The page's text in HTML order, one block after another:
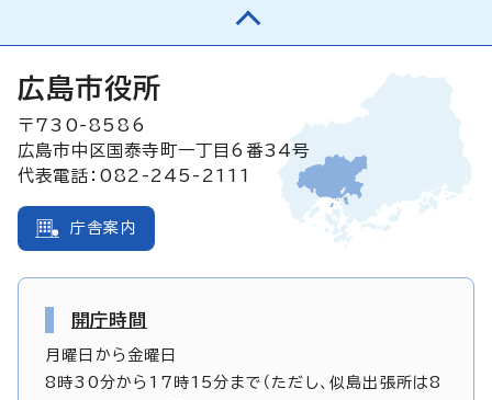
広島市役所
〒730-8586
広島市中区国泰寺町一丁目6番34号
代表電話：082-245-2111
庁舎案内
開庁時間
月曜日から金曜日
8時30分から17時15分まで（ただし、似島出張所は8